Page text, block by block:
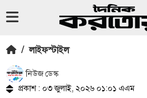
/ লাইফস্টাইল
নিউজ ডেস্ক
প্রকাশ : ০৩ জুলাই, ২০২৬ ০১:০১ এএম